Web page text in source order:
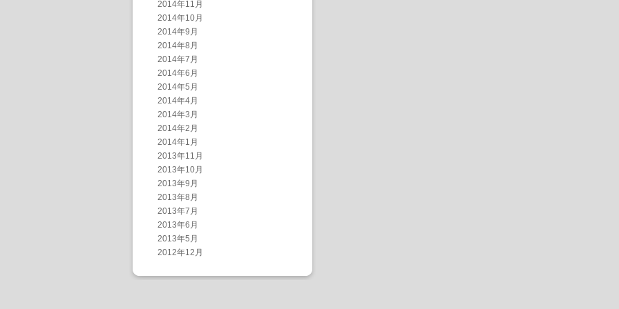
2014年11月
2014年10月
2014年9月
2014年8月
2014年7月
2014年6月
2014年5月
2014年4月
2014年3月
2014年2月
2014年1月
2013年11月
2013年10月
2013年9月
2013年8月
2013年7月
2013年6月
2013年5月
2012年12月